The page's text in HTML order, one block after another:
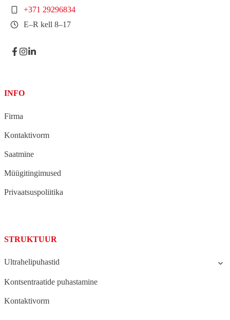
+371 29296834
E–R kell 8–17
INFO
Firma
Kontaktivorm
Saatmine
Müügitingimused
Privaatsuspoliitika
STRUKTUUR
Ultrahelipuhastid
Kontsentraatide puhastamine
Kontaktivorm